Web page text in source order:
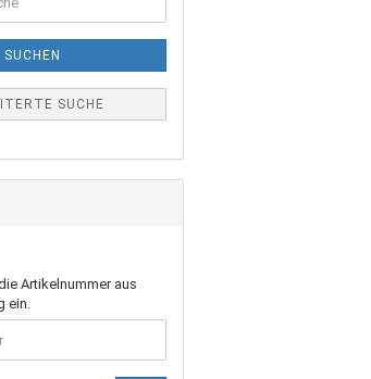
SUCHEN
SUCHE
Artikelnummer aus
ein.